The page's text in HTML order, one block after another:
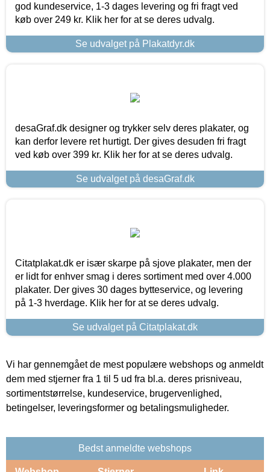
god kundeservice, 1-3 dages levering og fri fragt ved
køb over 249 kr. Klik her for at se deres udvalg.
Se udvalget på Plakatdyr.dk
desaGraf.dk designer og trykker selv deres plakater, og
kan derfor levere ret hurtigt. Der gives desuden fri fragt
ved køb over 399 kr. Klik her for at se deres udvalg.
Se udvalget på desaGraf.dk
Citatplakat.dk er især skarpe på sjove plakater, men der
er lidt for enhver smag i deres sortiment med over 4.000
plakater. Der gives 30 dages bytteservice, og levering
på 1-3 hverdage. Klik her for at se deres udvalg.
Se udvalget på Citatplakat.dk
Vi har gennemgået de mest populære webshops og anmeldt
dem med stjerner fra 1 til 5 ud fra bl.a. deres prisniveau,
sortimentstørrelse, kundeservice, brugervenlighed,
betingelser, leveringsformer og betalingsmuligheder.
Bedst anmeldte webshops